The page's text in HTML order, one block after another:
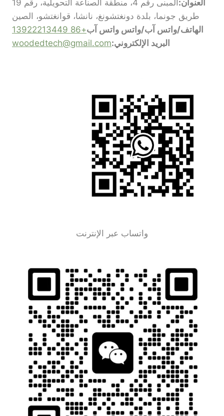
العنوان:
المبنى رقم 4، منطقة الصناعة التحويلية، رقم 19
طريق جونما، بلدة دونغتشونغ، نانشا، قوانغتشو، الصين
الهاتف/واتس آب/واتس واتس آب+86 13922213449
البريد الإلكتروني:woodedtech@gmail.com
واتساب عبر الإنترنت